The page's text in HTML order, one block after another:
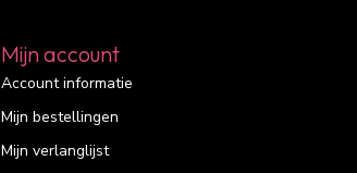
Mijn account
Account informatie
Mijn bestellingen
Mijn verlanglijst